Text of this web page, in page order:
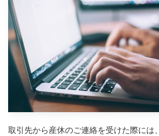
取引先から産休のご連絡を受けた際には、